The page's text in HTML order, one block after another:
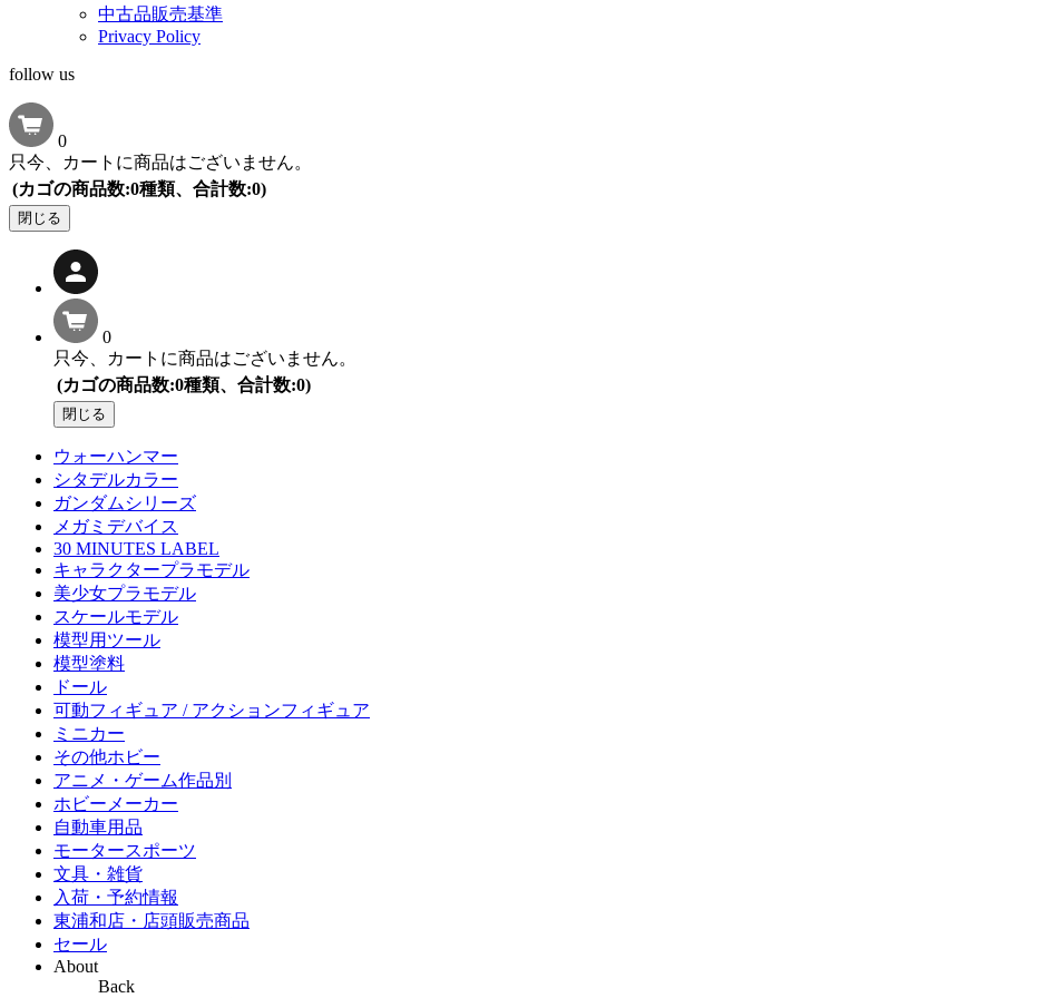
中古品販売基準
Privacy Policy
follow us
0
只今、カートに商品はございません。
(カゴの商品数:0種類、合計数:0)
閉じる
0
只今、カートに商品はございません。
(カゴの商品数:0種類、合計数:0)
閉じる
ウォーハンマー
シタデルカラー
ガンダムシリーズ
メガミデバイス
30 MINUTES LABEL
キャラクタープラモデル
美少女プラモデル
スケールモデル
模型用ツール
模型塗料
ドール
可動フィギュア / アクションフィギュア
ミニカー
その他ホビー
アニメ・ゲーム作品別
ホビーメーカー
自動車用品
モータースポーツ
文具・雑貨
入荷・予約情報
東浦和店・店頭販売商品
セール
About
Back